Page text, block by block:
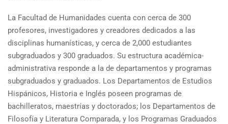
La Facultad de Humanidades cuenta con cerca de 300
profesores, investigadores y creadores dedicados a las
disciplinas humanísticas, y cerca de 2,000 estudiantes
subgraduados y 300 graduados. Su estructura académica-
administrativa responde a la de departamentos y programas
subgraduados y graduados. Los Departamentos de Estudios
Hispánicos, Historia e Inglés poseen programas de
bachilleratos, maestrías y doctorados; los Departamentos de
Filosofía y Literatura Comparada, y los Programas Graduados